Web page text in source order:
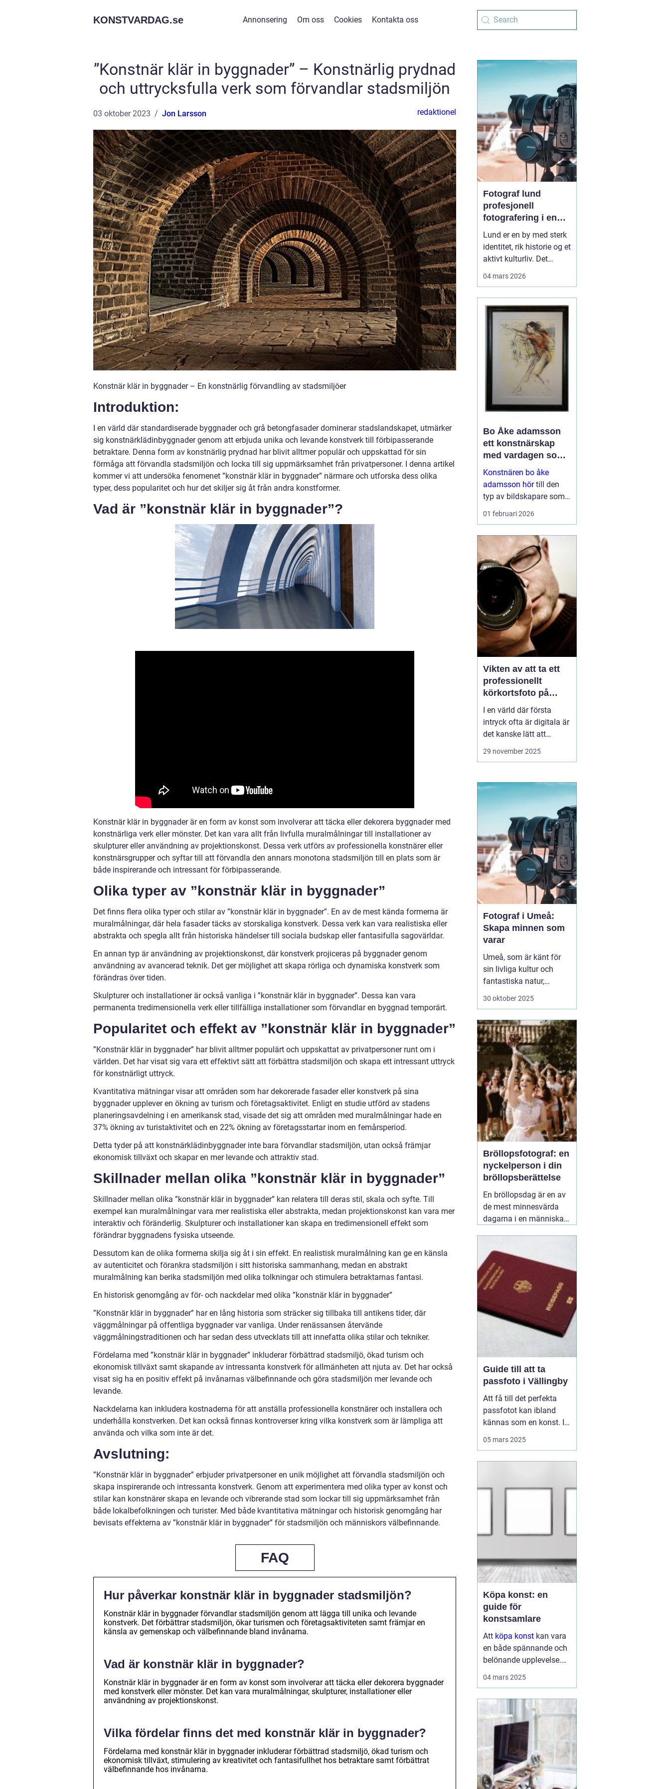
KONSTVARDAG.se Annonsering Om oss Cookies Kontakta oss
”Konstnär klär in byggnader” – Konstnärlig prydnad
och uttrycksfulla verk som förvandlar stadsmiljön
03 oktober 2023 Jon Larsson redaktionel
Konstnär klär in byggnader – En konstnärlig förvandling av stadsmiljöer
Introduktion:
I en värld där standardiserade byggnader och grå betongfasader dominerar stadslandskapet, utmärker
sig konstnärklädinbyggnader genom att erbjuda unika och levande konstverk till förbipasserande
betraktare. Denna form av konstnärlig prydnad har blivit alltmer populär och uppskattad för sin
förmåga att förvandla stadsmiljön och locka till sig uppmärksamhet från privatpersoner. I denna artikel
kommer vi att undersöka fenomenet ”konstnär klär in byggnader” närmare och utforska dess olika
typer, dess popularitet och hur det skiljer sig åt från andra konstformer.
Vad är ”konstnär klär in byggnader”?
Konstnär klär in byggnader är en form av konst som involverar att täcka eller dekorera byggnader med
konstnärliga verk eller mönster. Det kan vara allt från livfulla muralmålningar till installationer av
skulpturer eller användning av projektionskonst. Dessa verk utförs av professionella konstnärer eller
konstnärsgrupper och syftar till att förvandla den annars monotona stadsmiljön till en plats som är
både inspirerande och intressant för förbipasserande.
Olika typer av ”konstnär klär in byggnader”
Det finns flera olika typer och stilar av ”konstnär klär in byggnader”. En av de mest kända formerna är
muralmålningar, där hela fasader täcks av storskaliga konstverk. Dessa verk kan vara realistiska eller
abstrakta och spegla allt från historiska händelser till sociala budskap eller fantasifulla sagovärldar.
En annan typ är användning av projektionskonst, där konstverk projiceras på byggnader genom
användning av avancerad teknik. Det ger möjlighet att skapa rörliga och dynamiska konstverk som
förändras över tiden.
Skulpturer och installationer är också vanliga i ”konstnär klär in byggnader”. Dessa kan vara
permanenta tredimensionella verk eller tillfälliga installationer som förvandlar en byggnad temporärt.
Popularitet och effekt av ”konstnär klär in byggnader”
”Konstnär klär in byggnader” har blivit alltmer populärt och uppskattat av privatpersoner runt om i
världen. Det har visat sig vara ett effektivt sätt att förbättra stadsmiljön och skapa ett intressant uttryck
för konstnärligt uttryck.
Kvantitativa mätningar visar att områden som har dekorerade fasader eller konstverk på sina
byggnader upplever en ökning av turism och företagsaktivitet. Enligt en studie utförd av stadens
planeringsavdelning i en amerikansk stad, visade det sig att områden med muralmålningar hade en
37% ökning av turistaktivitet och en 22% ökning av företagsstartar inom en femårsperiod.
Detta tyder på att konstnärklädinbyggnader inte bara förvandlar stadsmiljön, utan också främjar
ekonomisk tillväxt och skapar en mer levande och attraktiv stad.
Skillnader mellan olika ”konstnär klär in byggnader”
Skillnader mellan olika ”konstnär klär in byggnader” kan relatera till deras stil, skala och syfte. Till
exempel kan muralmålningar vara mer realistiska eller abstrakta, medan projektionskonst kan vara mer
interaktiv och föränderlig. Skulpturer och installationer kan skapa en tredimensionell effekt som
förändrar byggnadens fysiska utseende.
Dessutom kan de olika formerna skilja sig åt i sin effekt. En realistisk muralmålning kan ge en känsla
av autenticitet och förankra stadsmiljön i sitt historiska sammanhang, medan en abstrakt
muralmålning kan berika stadsmiljön med olika tolkningar och stimulera betraktarnas fantasi.
En historisk genomgång av för- och nackdelar med olika ”konstnär klär in byggnader”
”Konstnär klär in byggnader” har en lång historia som sträcker sig tillbaka till antikens tider, där
väggmålningar på offentliga byggnader var vanliga. Under renässansen återvände
väggmålningstraditionen och har sedan dess utvecklats till att innefatta olika stilar och tekniker.
Fördelarna med ”konstnär klär in byggnader” inkluderar förbättrad stadsmiljö, ökad turism och
ekonomisk tillväxt samt skapande av intressanta konstverk för allmänheten att njuta av. Det har också
visat sig ha en positiv effekt på invånarnas välbefinnande och göra stadsmiljön mer levande och
levande.
Nackdelarna kan inkludera kostnaderna för att anställa professionella konstnärer och installera och
underhålla konstverken. Det kan också finnas kontroverser kring vilka konstverk som är lämpliga att
använda och vilka som inte är det.
Avslutning:
”Konstnär klär in byggnader” erbjuder privatpersoner en unik möjlighet att förvandla stadsmiljön och
skapa inspirerande och intressanta konstverk. Genom att experimentera med olika typer av konst och
stilar kan konstnärer skapa en levande och vibrerande stad som lockar till sig uppmärksamhet från
både lokalbefolkningen och turister. Med både kvantitativa mätningar och historisk genomgång har
bevisats effekterna av ”konstnär klär in byggnader” för stadsmiljön och människors välbefinnande.
FAQ
Hur påverkar konstnär klär in byggnader stadsmiljön?
Konstnär klär in byggnader förvandlar stadsmiljön genom att lägga till unika och levande
konstverk. Det förbättrar stadsmiljön, ökar turismen och företagsaktiviteten samt främjar en
känsla av gemenskap och välbefinnande bland invånarna.
Vad är konstnär klär in byggnader?
Konstnär klär in byggnader är en form av konst som involverar att täcka eller dekorera byggnader
med konstverk eller mönster. Det kan vara muralmålningar, skulpturer, installationer eller
användning av projektionskonst.
Vilka fördelar finns det med konstnär klär in byggnader?
Fördelarna med konstnär klär in byggnader inkluderar förbättrad stadsmiljö, ökad turism och
ekonomisk tillväxt, stimulering av kreativitet och fantasifullhet hos betraktare samt förbättrat
välbefinnande hos invånarna.
Fotograf lund
profesjonell
fotografering i en
levende
universitetsby
Lund er en by med sterk
identitet, rik historie og et
aktivt kulturliv. Det
kunstneriske portretter
og reklamebilder til
landbruksfoto og
dokumentasjon av
forskning. Når bedrifter,
04 mars 2026
Bo Åke adamsson
ett konstnärskap
med vardagen som
scen
Konstnären bo åke
adamsson hörtill den
typ av bildskapare som
ofta upptäcks av en
galleriutställning eller
bland hundratals namn i
en webbutik. När blicken
väl fastnar st...
01 februari 2026
Vikten av att ta ett
professionellt
körkortsfoto på
Östermalm
I en värld där första
intryck ofta är digitala är
det kanske lätt att
glömma bort vikten av
en viktig del av vår
identitet. Ett k&o...
29 november 2025
Fotograf i Umeå:
Skapa minnen som
varar
Umeå, som är känt för
sin livliga kultur och
fantastiska natur,
erbjuder många tillfällen
staden för att utforska
dess kulturella
evenemang eller de
vackra norrlands...
30 oktober 2025
Bröllopsfotograf: en
nyckelperson i din
bröllopsberättelse
En bröllopsdag är en av
de mest minnesvärda
dagarna i en människas
känslosamma stunder
som man vill för evigt
bevara i minnet.
september 2025
Guide till att ta
passfoto i Vällingby
Att få till det perfekta
passfotot kan ibland
kännas som en konst. I
rät...
05 mars 2025
Köpa konst: en
guide för
konstsamlare
Att köpa konst kan vara
en både spännande och
belönande upplevelse.
att investera i något som
u...
04 mars 2025